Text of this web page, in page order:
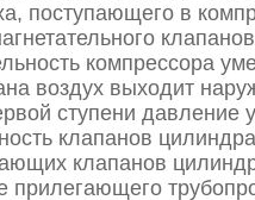
поступающего в
компрессора
воздух выходит
ступени давление
клапанов
клапанов
прилегающего